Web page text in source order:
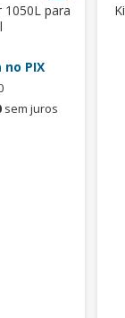
1050L para
PIX
sem juros